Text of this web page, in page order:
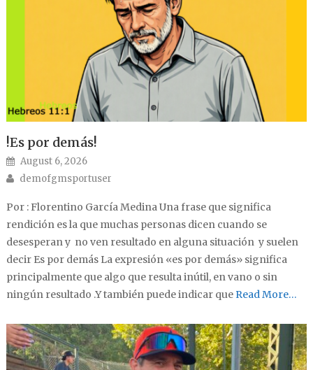
!Es por demás!
Posted on
August 6, 2026
Author
demofgmsportuser
Por : Florentino García Medina Una frase que significa
rendición es la que muchas personas dicen cuando se
desesperan y no ven resultado en alguna situación y suelen
decir Es por demás La expresión «es por demás» significa
principalmente que algo que resulta inútil, en vano o sin
ningún resultado .Y también puede indicar queRead More…